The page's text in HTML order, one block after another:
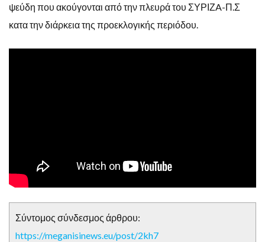
ψεύδη που ακούγονται από την πλευρά του ΣΥΡΙΖA-Π.Σ
κατα την διάρκεια της προεκλογικής περιόδου.
Σύντομος σύνδεσμος άρθρου:
https://meganisinews.eu/post/2kh7